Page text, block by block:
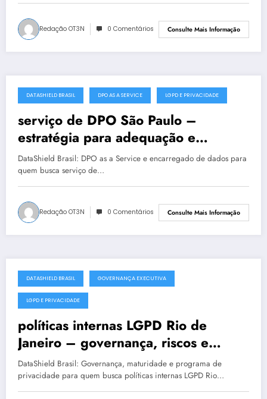
Redação OT3N 0 Comentários Consulte Mais Informação
julho 19, 2025
DATASHIELD BRASIL DPO AS A SERVICE LGPD E PRIVACIDADE
serviço de DPO São Paulo –
estratégia para adequação e
maturidade
DataShield Brasil: DPO as a Service e encarregado de dados para
quem busca serviço de…
Redação OT3N 0 Comentários Consulte Mais Informação
julho 19, 2025
DATASHIELD BRASIL GOVERNANÇA EXECUTIVA
LGPD E PRIVACIDADE
políticas internas LGPD Rio de
Janeiro – governança, riscos e
conformidade
DataShield Brasil: Governança, maturidade e programa de
privacidade para quem busca políticas internas LGPD Rio…